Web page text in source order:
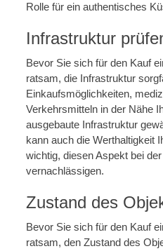
Rolle für ein authentisches
Infrastruktur
Bevor Sie sich für den Kauf
ratsam, die Infrastruktur
Einkaufsmöglichkeiten,
Verkehrsmitteln in der Nähe
ausgebaute Infrastruktur
kann auch die Werthaltigkeit
wichtig, diesen Aspekt bei
vernachlässigen.
Zustand des
Bevor Sie sich für den Kauf
ratsam, den Zustand des